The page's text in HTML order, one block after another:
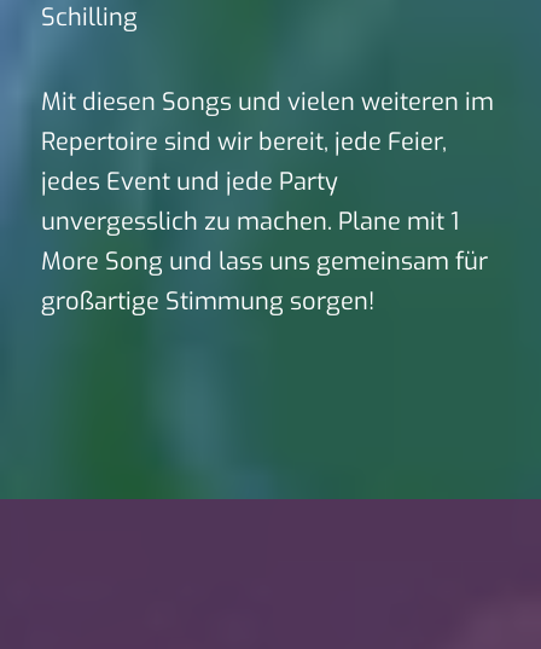
Schilling
Mit diesen Songs und vielen weiteren im
Repertoire sind wir bereit, jede Feier,
jedes Event und jede Party
unvergesslich zu machen. Plane mit 1
More Song und lass uns gemeinsam für
großartige Stimmung sorgen!